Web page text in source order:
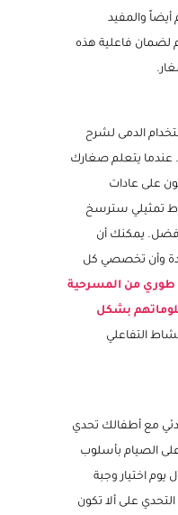
وأن تختاري ما
والمفيد
لضمان فاعلية هذه
الدمى لشرح
عندما يتعلم صغارك
على عادات
تمثيلي سترسخ
يمكنك أن
وأن تخصصي كل
طوري من المسرحية
بشكل
التفاعلي
مع أطفالك تحدي
الصيام بأسلوب
اختيار وجبة